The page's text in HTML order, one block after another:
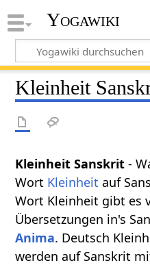
Yogawiki
Kleinheit
Kleinheit Sanskrit -
Wort Kleinheit auf
Wort Kleinheit gibt es
Übersetzungen in's
Anima. Deutsch
werden auf Sanskrit